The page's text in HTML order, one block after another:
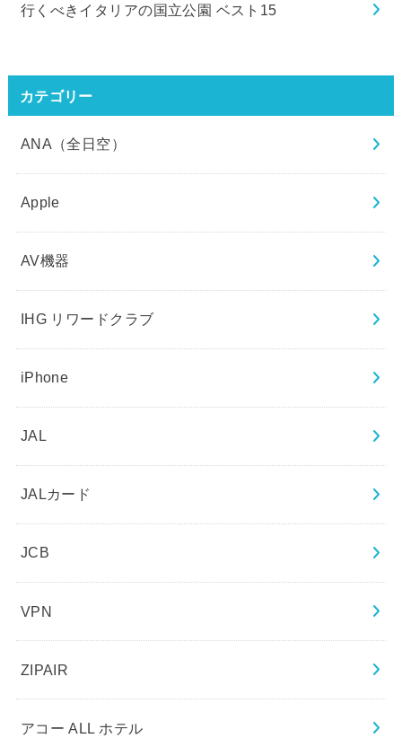
行くべきイタリアの国立公園 ベスト15
カテゴリー
ANA（全日空）
Apple
AV機器
IHG リワードクラブ
iPhone
JAL
JALカード
JCB
VPN
ZIPAIR
アコー ALL ホテル